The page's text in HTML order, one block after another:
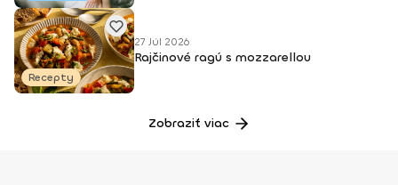
Recepty
27 Júl 2026
Rajčinové ragú s mozzarellou
Zobraziť viac